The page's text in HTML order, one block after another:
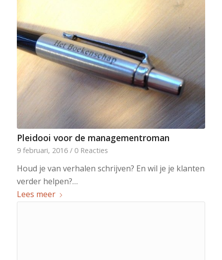
Pleidooi voor de managementroman
9 februari, 2016 / 0 Reacties
Houd je van verhalen schrijven? En wil je je klanten
verder helpen?…
Lees meer